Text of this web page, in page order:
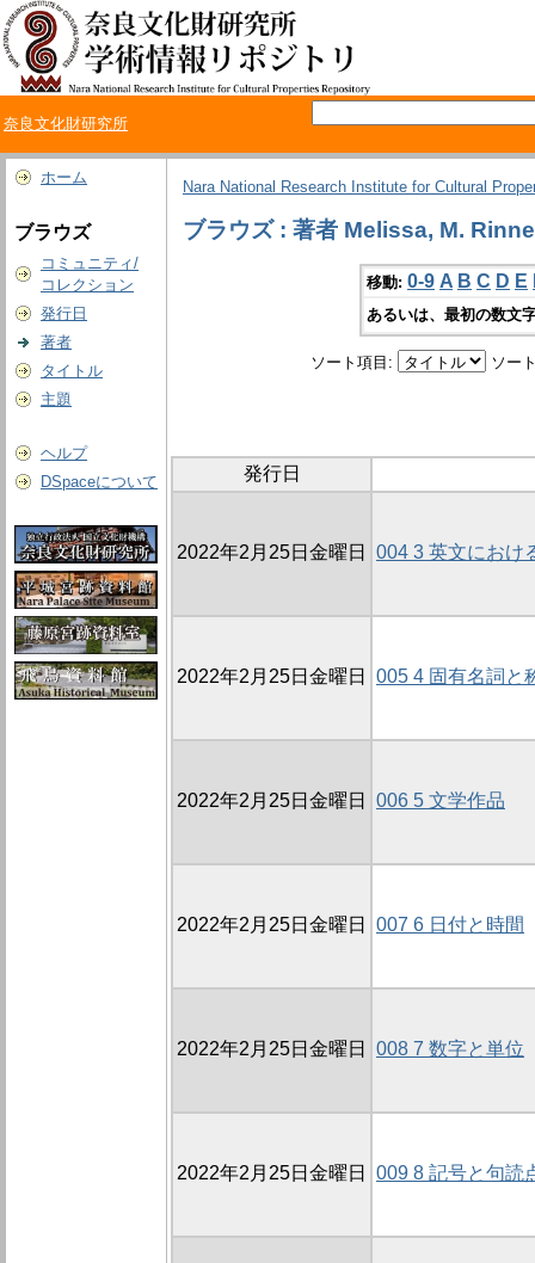
奈良文化財研究所
ホーム
ブラウズ
コミュニティ/
コレクション
発行日
著者
タイトル
主題
ヘルプ
DSpaceについて
Nara National Research Institute for Cultural
ブラウズ : 著者 Melissa, M. Rinne
移動: 0-9 A B C D E
あるいは、最初の数文
ソート項目: ソー
発行日
2022年2月25日金曜日 004 3 英文におけ
2022年2月25日金曜日 005 4 固有名詞と
2022年2月25日金曜日 006 5 文学作品
2022年2月25日金曜日 007 6 日付と時間
2022年2月25日金曜日 008 7 数字と単位
2022年2月25日金曜日 009 8 記号と句読